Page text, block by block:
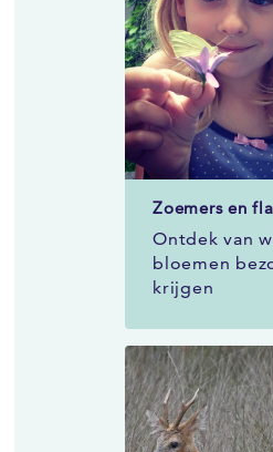
Zoemers en
Ontdek van
bloemen
krijgen